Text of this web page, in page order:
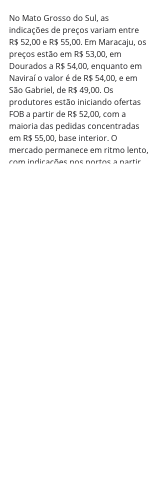
No Mato Grosso do Sul, as
indicações de preços variam entre
R$ 52,00 e R$ 55,00. Em Maracaju, os
preços estão em R$ 53,00, em
Dourados a R$ 54,00, enquanto em
Naviraí o valor é de R$ 54,00, e em
São Gabriel, de R$ 49,00. Os
produtores estão iniciando ofertas
FOB a partir de R$ 52,00, com a
maioria das pedidas concentradas
em R$ 55,00, base interior. O
mercado permanece em ritmo lento,
com indicações nos portos a partir